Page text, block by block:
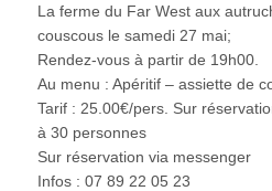
La ferme du Far West aux
couscous le samedi 27 mai;
Rendez-vous à partir de 19h00.
Au menu : Apéritif – assiette de
Tarif : 25.00€/pers. Sur
à 30 personnes
Sur réservation via messenger
Infos : 07 89 22 05 23